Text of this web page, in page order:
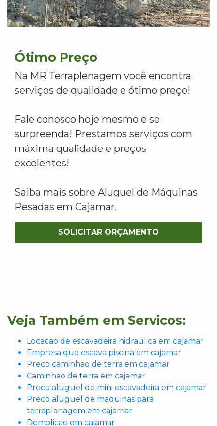
Ótimo Preço
Na MR Terraplenagem você encontra
serviços de qualidade e ótimo preço!
Fale conosco hoje mesmo e se
surpreenda! Prestamos serviços com
máxima qualidade e preços
excelentes!
Saiba mais sobre Aluguel de Máquinas
Pesadas em Cajamar.
SOLICITAR ORÇAMENTO
Veja Também em Servicos:
Locacao de escavadeira hidraulica em cajamar
Empresa que escava piscina em cajamar
Preco caminhao de terra em cajamar
Caminhao de terra em cajamar
Preco aluguel de mini escavadeira em cajamar
Preco aluguel de maquinas para
terraplanagem em cajamar
Demolicao em cajamar